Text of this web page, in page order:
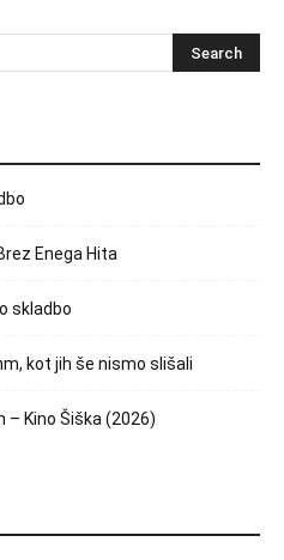
Enega Hita
skladbo
kot jih še nismo slišali
– Kino Šiška (2026)